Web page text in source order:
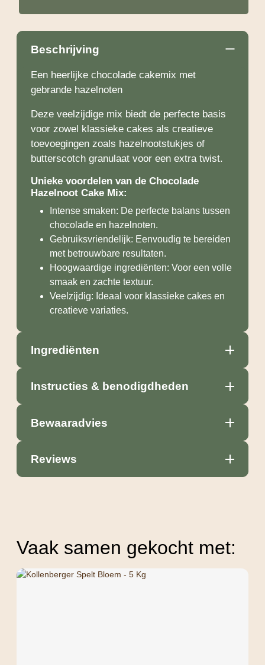
Beschrijving
Een heerlijke chocolade cakemix met
gebrande hazelnoten
Deze veelzijdige mix biedt de perfecte basis
voor zowel klassieke cakes als creatieve
toevoegingen zoals hazelnootstukjes of
butterscotch granulaat voor een extra twist.
Unieke voordelen van de Chocolade
Hazelnoot Cake Mix:
Intense smaken: De perfecte balans tussen
chocolade en hazelnoten.
Gebruiksvriendelijk: Eenvoudig te bereiden
met betrouwbare resultaten.
Hoogwaardige ingrediënten: Voor een volle
smaak en zachte textuur.
Veelzijdig: Ideaal voor klassieke cakes en
creatieve variaties.
Ingrediënten
Instructies & benodigdheden
Bewaaradvies
Reviews
Vaak samen gekocht met: